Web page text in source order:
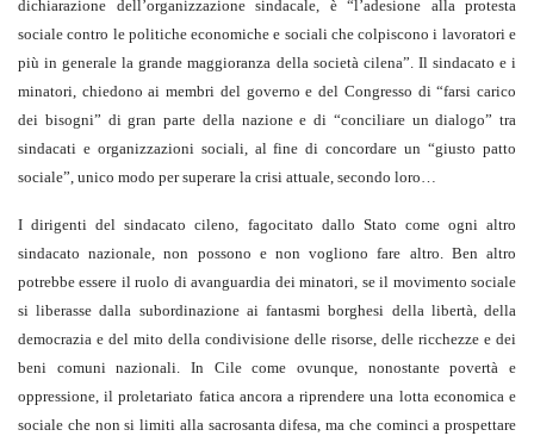
dichiarazione dell’organizzazione sindacale, è “l’adesione alla protesta
sociale contro le politiche economiche e sociali che colpiscono i lavoratori e
più in generale la grande maggioranza della società cilena”. Il sindacato e i
minatori, chiedono ai membri del governo e del Congresso di “farsi carico
dei bisogni” di gran parte della nazione e di “conciliare un dialogo” tra
sindacati e organizzazioni sociali, al fine di concordare un “giusto patto
sociale”, unico modo per superare la crisi attuale, secondo loro…
I dirigenti del sindacato cileno, fagocitato dallo Stato come ogni altro
sindacato nazionale, non possono e non vogliono fare altro. Ben altro
potrebbe essere il ruolo di avanguardia dei minatori, se il movimento sociale
si liberasse dalla subordinazione ai fantasmi borghesi della libertà, della
democrazia e del mito della condivisione delle risorse, delle ricchezze e dei
beni comuni nazionali. In Cile come ovunque, nonostante povertà e
oppressione, il proletariato fatica ancora a riprendere una lotta economica e
sociale che non si limiti alla sacrosanta difesa, ma che cominci a prospettare